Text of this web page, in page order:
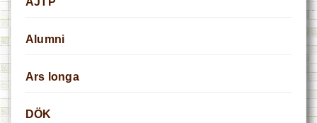
Alumni
Ars longa
DÖK